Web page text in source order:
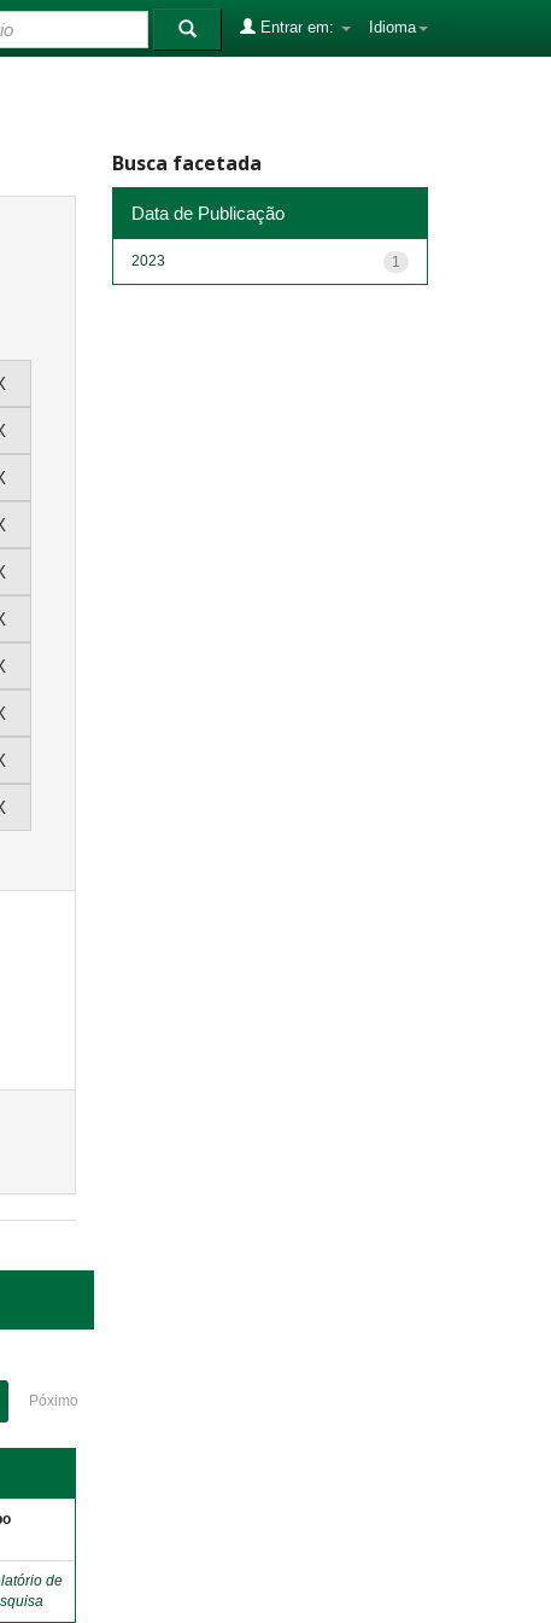
Idioma
Entrar em:
Póximo
de
Busca facetada
Data de Publicação
1
2023